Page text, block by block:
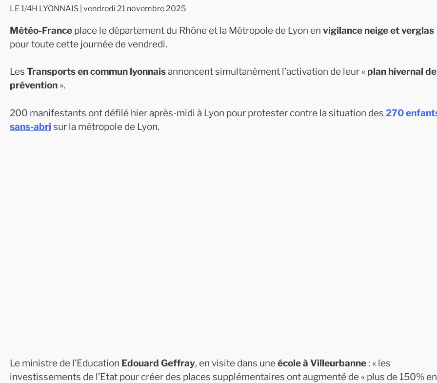
LE 1/4H LYONNAIS | vendredi 21 novembre 2025
Météo-France place le département du Rhône et la Métropole de Lyon en vigilance neige et verglas
pour toute cette journée de vendredi.
Les Transports en commun lyonnaisannoncent simultanément l’activation de leur « plan hivernal de
prévention ».
200 manifestants ont défilé hier après-midi à Lyon pour protester contre la situation des 270
sans-abri sur la métropole de Lyon.
Le ministre de l’Education Edouard Geffray, en visite dans uneécole à Villeurbanne : « les
investissements de l’Etat pour créer des places supplémentaires ont augmenté de « plus de 150%